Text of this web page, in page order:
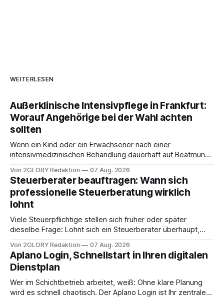
WEITERLESEN
Außerklinische Intensivpflege in Frankfurt:
Worauf Angehörige bei der Wahl achten
sollten
Wenn ein Kind oder ein Erwachsener nach einer
intensivmedizinischen Behandlung dauerhaft auf Beatmung
angewiesen ist, stellt sich für Familien eine schwierige
Frage: Muss die Versorgung dauerhaft in der Klinik bleiben –
oder ist ein Leben zu Hause möglich? Die außerklinische
Intensivpflege bietet genau diese Alternative: Sie
Von 2GLORY Redaktion 07 Aug. 2026
Steuerberater beauftragen: Wann sich
professionelle Steuerberatung wirklich
lohnt
Viele Steuerpflichtige stellen sich früher oder später
dieselbe Frage: Lohnt sich ein Steuerberater überhaupt,
erledigen? Die kurze Antwort: Bei einfachen
Einkommensverhältnissen reicht häufig eine Steuersoftware
aus – sobald jedoch mehrere Einkunftsarten
zusammentreffen oder größere finanzielle Veränderungen
anstehen, zahlt sich professionelle Unterstützung meist
Von 2GLORY Redaktion 07 Aug. 2026
Aplano Login, Schnellstart in Ihren digitalen
Dienstplan
Wer im Schichtbetrieb arbeitet, weiß: Ohne klare Planung
wird es schnell chaotisch. Der Aplano Login ist Ihr zentraler